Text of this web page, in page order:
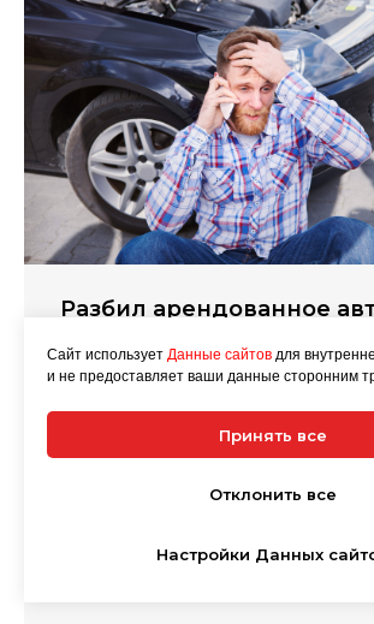
Разбил арендованное
нужно
Если машина в аренде попал в дтп,
означает автоматическую
водителя оплачивать
Сайт использует Данные сайтов для
и не предоставляет ваши данные сторонним
Принять все
Отклонить все
Настройки Данных